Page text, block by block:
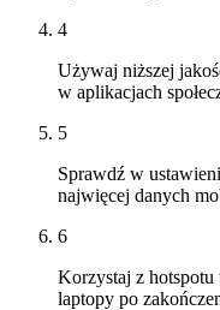
4
Używaj niższej
w aplikacjach
5
Sprawdź w
najwięcej danych
6
Korzystaj z hotspotu
laptopy po